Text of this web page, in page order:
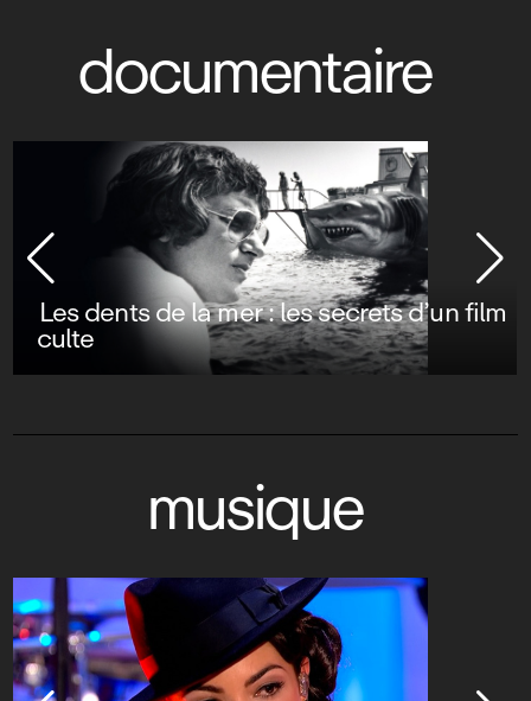
documentaire
Les dents de la mer : les secrets d’un film
culte
musique